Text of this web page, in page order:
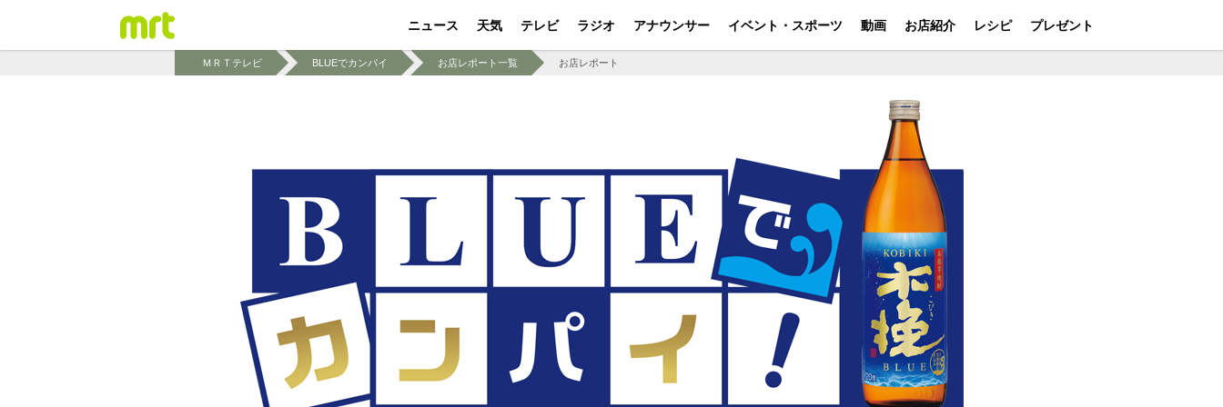
ニュース 天気 テレビ ラジオ アナウンサー イベント・スポーツ 動画 お店紹介 レシピ プレゼント
ＭＲＴテレビ BLUEでカンパイ お店レポート一覧 お店レポート